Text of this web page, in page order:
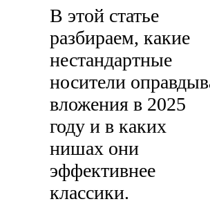
В этой статье
разбираем, какие
нестандартные
носители
вложения в 2025
году и в каких
нишах они
эффективнее
классики.